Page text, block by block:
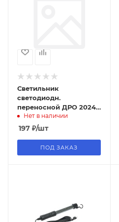
Светильник
светодиодн.
переносной ДРО 2024,
ИЭК 24LED
Нет в наличии
197 ₽/шт
ПОД ЗАКАЗ